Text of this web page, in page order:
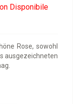
Disponibile
Rose, sowohl
ausgezeichneten